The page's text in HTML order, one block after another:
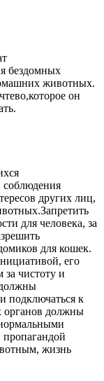
бездомных
животных.
он
соблюдения
других лиц,
для человека, за
для кошек.
его
за чистоту и
подключаться к
органов должны
жизнь